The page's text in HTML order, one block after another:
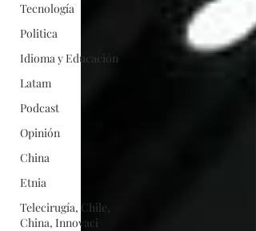
Tecnología
Politica
Idioma y Educación
Latam
Podcast
Opinión
China
Etnia
Telecirugía, Chile,
China, Innovaci